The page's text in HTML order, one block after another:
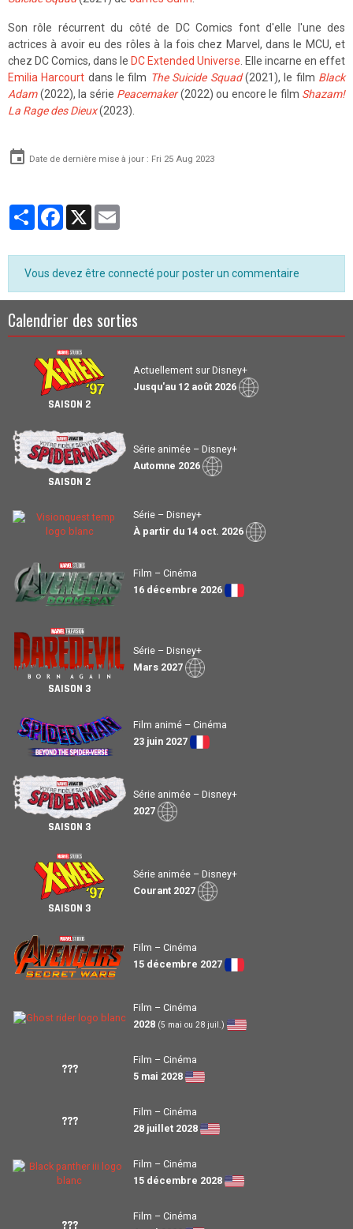
Son rôle récurrent du côté de DC Comics font d'elle l'une des
actrices à avoir eu des rôles à la fois chez Marvel, dans le MCU, et
chez DC Comics, dans le DC Extended Universe. Elle incarne en effet
Emilia Harcourt dans le film The Suicide Squad(2021), le film Black
Adam(2022), la série Peacemaker(2022) ou encore le film Shazam!
La Rage des Dieux(2023).
Date de dernière mise à jour : Fri 25 Aug 2023
PartagerFacebook
X
Vous devez être connecté pour poster un commentaire
Calendrier des sorties
SAISON 2
Actuellement sur Disney+
Jusqu'au 12 août 2026
SAISON 2
Série animée – Disney+
Automne 2026
Série – Disney+
À partir du 14 oct. 2026
Film – Cinéma
16 décembre 2026
SAISON 3
Série – Disney+
Mars 2027
Film animé – Cinéma
23 juin 2027
SAISON 3
Série animée – Disney+
2027
SAISON 3
Série animée – Disney+
Courant 2027
Film – Cinéma
15 décembre 2027
Film – Cinéma
2028 (5 mai ou 28 juil.)
???
Film – Cinéma
5 mai 2028
???
Film – Cinéma
28 juillet 2028
Film – Cinéma
15 décembre 2028
???
Film – Cinéma